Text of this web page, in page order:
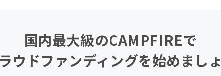
国内最大級のCAMPFIREで
ウドファンディングを始めまし